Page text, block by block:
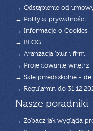
→ Odstąpienie od
→ Polityka prywatności
→ Informacje o Cookies
→ BLOG
→ Aranżacja biur i firm
→ Projektowanie wnętrz
→ Sale przedszkolne -
→ Regulamin do
Nasze poradniki
→ Zobacz jak wygląda